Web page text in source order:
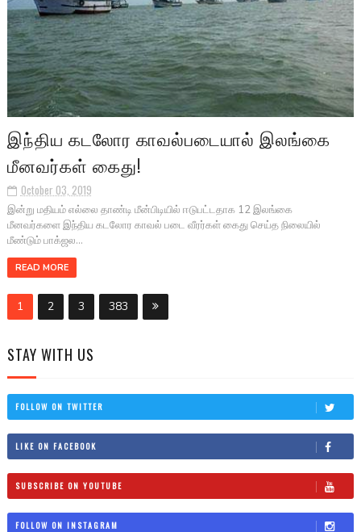
இந்திய கடலோர காவல்படையால் இலங்கை
மீனவர்கள் கைது!
October 03, 2019
இன்று மதியம் எல்லை தாண்டி மீன்பிடியில் ஈடுபட்டதாக 12 இலங்கை
மீனவர்களை இந்திய கடலோர காவல் படை வீரர்கள் கைது செய்த நிலையில்
மீண்டும் பாக்ஜல...
READ MORE
1 2 3 383
STAY WITH US
FOLLOW ON TWITTER
LIKE ON FACEBOOK
SUBSCRIBE ON YOUTUBE
FOLLOW ON INSTAGRAM